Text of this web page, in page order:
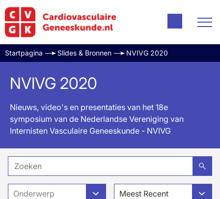
Startpagina Slides & Bronnen NVIVG 2020
NVIVG 2020
Nieuws, video's en presentaties van het 18e
symposium van de Nederlandse Vereniging van
Internisten Vasculaire Geneeskunde - NVIVG
Onderwerp Meest Recent